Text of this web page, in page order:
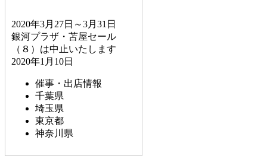
2020年3月27日～3月31日
銀河プラザ・苫屋セール
（８）は中止いたします
2020年1月10日
催事・出店情報
千葉県
埼玉県
東京都
神奈川県